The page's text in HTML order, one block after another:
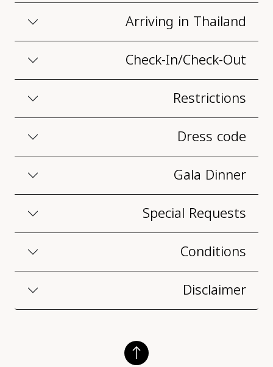
Arriving in Thailand
Check-In/Check-Out
Restrictions
Dress code
Gala Dinner
Special Requests
Conditions
Disclaimer